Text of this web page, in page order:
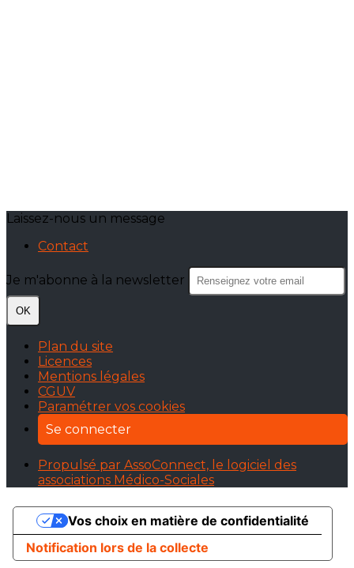
Laissez-nous un message
Contact
Je m'abonne à la newsletter
OK
Plan du site
Licences
Mentions légales
CGUV
Paramétrer vos cookies
Se connecter
Propulsé par AssoConnect, le logiciel des
associations Médico-Sociales
Notification lors de la collecte
Vos choix en matière de confidentialité